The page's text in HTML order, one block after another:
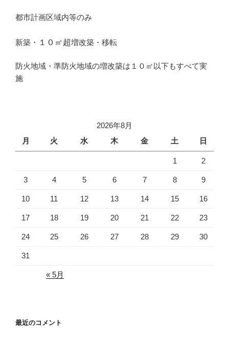
都市計画区域内等のみ
新築・ １０㎡超増改築・移転
防火地域・準防火地域の増改築は１０㎡以下もすべて実
施
2026年8月
月
火 水 木 金 土 日
1 2
3 4 5 6 7 8 9
10 11 12 13 14 15 16
17 18 19 20 21 22 23
24 25 26 27 28 29 30
31
« 5月
最近のコメント